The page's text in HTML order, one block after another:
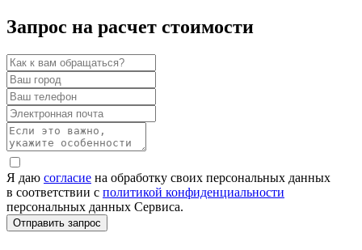
Запрос на расчет стоимости
Я даю согласие на обработку своих персональных данных
в соответствии с политикой конфиденциальности
персональных данных Сервиса.